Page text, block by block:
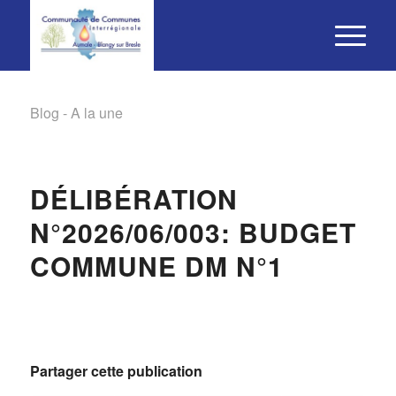
Blog - A la une
DÉLIBÉRATION
N°2026/06/003: BUDGET
COMMUNE DM N°1
Partager cette publication